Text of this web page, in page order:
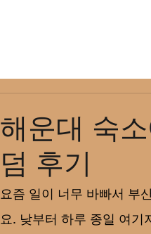
해운대 숙
덤 후기
요즘 일이 너무 바빠서 부
요. 낮부터 하루 종일 여